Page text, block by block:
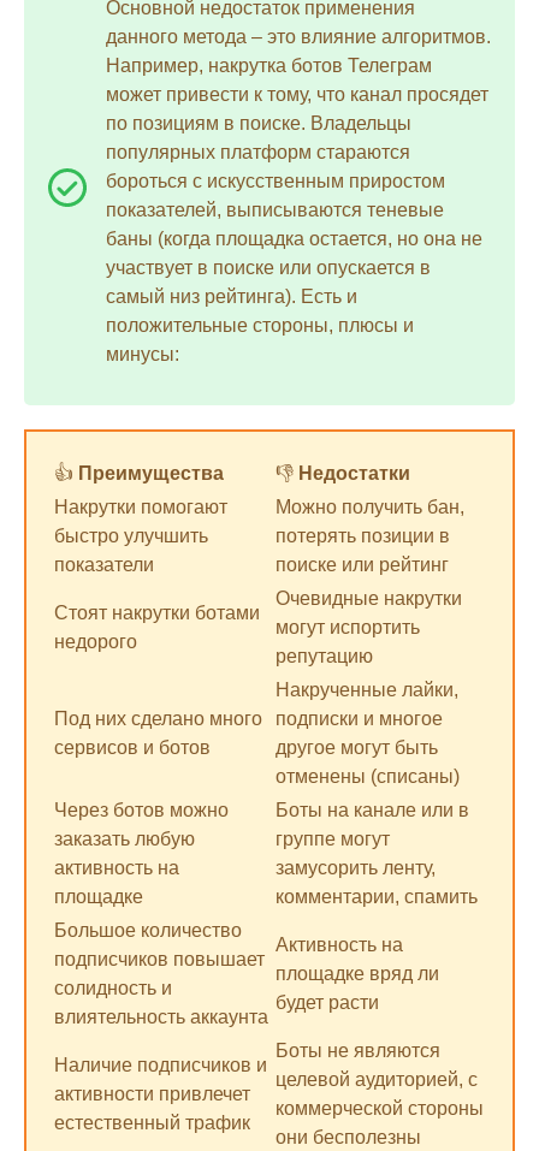
Основной недостаток применения
данного метода – это влияние алгоритмов.
Например, накрутка ботов Телеграм
может привести к тому, что канал просядет
по позициям в поиске. Владельцы
популярных платформ стараются
бороться с искусственным приростом
показателей, выписываются теневые
баны (когда площадка остается, но она не
участвует в поиске или опускается в
самый низ рейтинга). Есть и
положительные стороны, плюсы и
минусы:
👍 Преимущества 👎 Недостатки
Накрутки помогают
быстро улучшить
показатели
Можно получить бан,
потерять позиции в
поиске или рейтинг
Стоят накрутки ботами
недорого
Очевидные накрутки
могут испортить
репутацию
Под них сделано много
сервисов и ботов
Накрученные лайки,
подписки и многое
другое могут быть
отменены (списаны)
Через ботов можно
заказать любую
активность на
площадке
Боты на канале или в
группе могут
замусорить ленту,
комментарии, спамить
Большое количество
подписчиков повышает
солидность и
влиятельность аккаунта
Активность на
площадке вряд ли
будет расти
Наличие подписчиков и
активности привлечет
естественный трафик
Боты не являются
целевой аудиторией, с
коммерческой стороны
они бесполезны